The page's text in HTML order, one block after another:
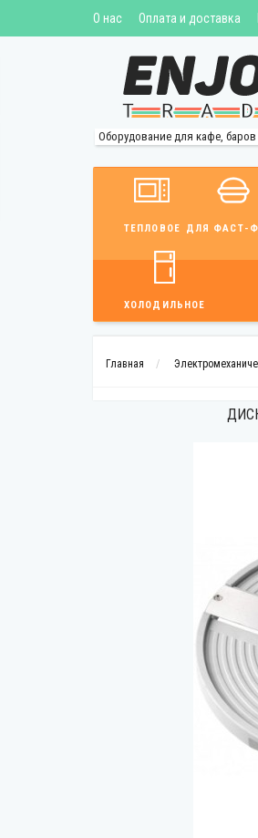
О нас Оплата и доставка
Оборудование для кафе,
ТЕПЛОВОЕ ДЛЯ ФАСТ-
ХОЛОДИЛЬНОЕ
Главная